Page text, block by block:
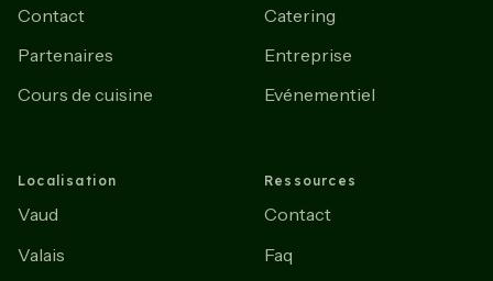
Contact
Partenaires
Cours de cuisine
Catering
Entreprise
Evénementiel
Localisation
Vaud
Valais
Ressources
Contact
Faq